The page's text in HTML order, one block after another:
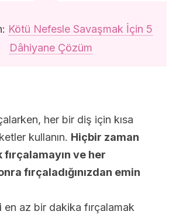
Kötü Nefesle Savaşmak İçin 5
Dâhiyane Çözüm
her bir diş için kısa
kullanın. Hiçbir zaman
ve her
fırçaladığınızdan emin
en az bir dakika fırçalamak